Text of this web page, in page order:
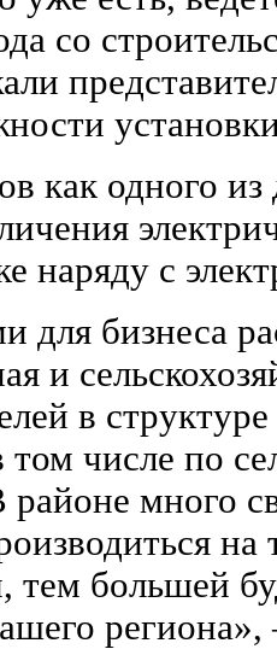
со
как одного
наряду с
для бизнеса
и
в
том числе по
много
тем большей